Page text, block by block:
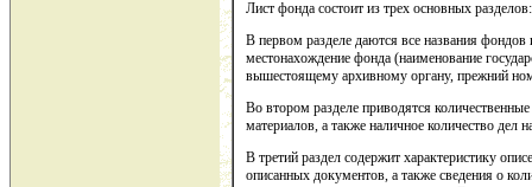
Лист фонда состоит из трех основных разделов:
В первом разделе даются все названия
местонахождение фонда (наименование
вышестоящему архивному органу, прежний
Во втором разделе приводятся
материалов, а также наличное количество дел
В третий раздел содержит характеристику
описанных документов, а также сведения о